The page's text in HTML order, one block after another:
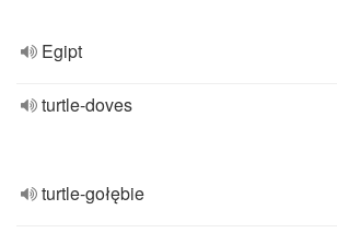
Egipt
turtle-doves
turtle-gołębie